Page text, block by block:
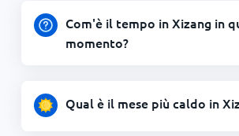
Com'è il tempo in Xizang in
momento?
Qual è il mese più caldo in